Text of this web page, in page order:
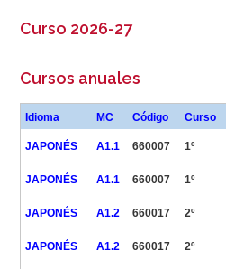
Curso 2026-27
Cursos anuales
Idioma MC Código Curso
JAPONÉS A1.1 660007 1º
JAPONÉS A1.1 660007 1º
JAPONÉS A1.2 660017 2º
JAPONÉS A1.2 660017 2º